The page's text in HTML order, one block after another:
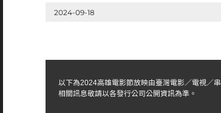
2024-09-18
以下為2024高雄電影節放映由臺灣電影／電視／
相關訊息敬請以各發行公司公開資訊為準。